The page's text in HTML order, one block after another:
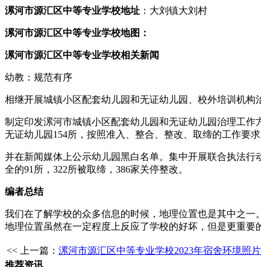
漯河市源汇区中等专业学校地址 ：大刘镇大刘村
漯河市源汇区中等专业学校地图：
漯河市源汇区中等专业学校相关新闻
幼教：规范有序
相继开展城镇小区配套幼儿园和无证幼儿园、校外培训机构
制定印发漯河市城镇小区配套幼儿园和无证幼儿园治理工
无证幼儿园154所，按照准入、整合、整改、取缔的工作要
并在新闻媒体上公示幼儿园黑白名单。集中开展联合执法
全的91所，322所被取缔，386家关停整改。
编者总结
我们在了解学校的众多信息的时候，地理位置也是其中之
地理位置虽然在一定程度上反应了学校的好坏，但是更重
<< 上一篇： 漯河市源汇区中等专业学校2023年宿舍环境照
推荐资讯